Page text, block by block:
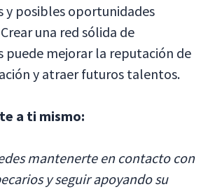
y posibles oportunidades
una red sólida de
puede mejorar la reputación de
y atraer futuros talentos.
a ti mismo:
mantenerte en contacto con
y seguir apoyando su